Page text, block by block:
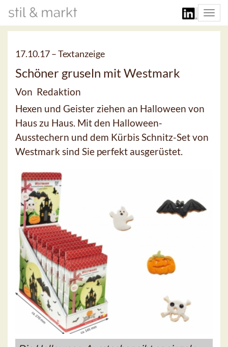
17.10.17 –Textanzeige
Schöner gruseln mit Westmark
Von Redaktion
Hexen und Geister ziehen an Halloween von
Haus zu Haus. Mit den Halloween-
Ausstechern und dem Kürbis Schnitz-Set von
Westmark sind Sie perfekt ausgerüstet.